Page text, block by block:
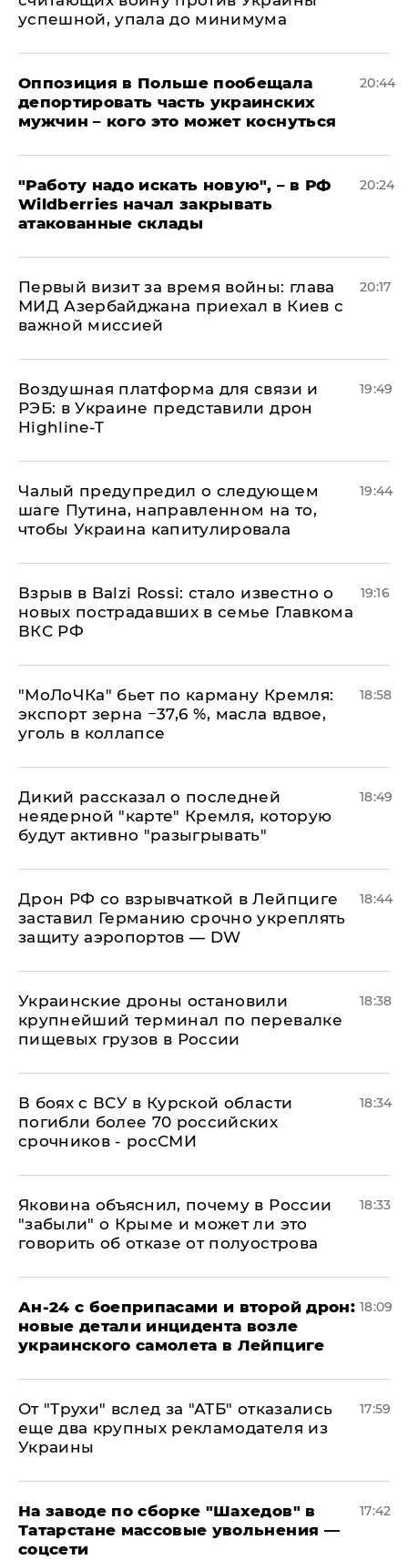
успешной, упала до минимума
Оппозиция в Польше пообещала
депортировать часть украинских
мужчин – кого это может коснуться
20:44
"Работу надо искать новую", – в РФ
Wildberries начал закрывать
атакованные склады
20:24
Первый визит за время войны: глава
МИД Азербайджана приехал в Киев с
важной миссией
20:17
Воздушная платформа для связи и
РЭБ: в Украине представили дрон
Highline-T
19:49
Чалый предупредил о следующем
шаге Путина, направленном на то,
чтобы Украина капитулировала
19:44
Взрыв в Balzi Rossi: стало известно о
новых пострадавших в семье Главкома
ВКС РФ
19:16
​"МоЛоЧКа" бьет по карману Кремля:
экспорт зерна −37,6 %, масла вдвое,
уголь в коллапсе
18:58
Дикий рассказал о последней
неядерной "карте" Кремля, которую
будут активно "разыгрывать"
18:49
​Дрон РФ со взрывчаткой в Лейпциге
заставил Германию срочно укреплять
защиту аэропортов — DW
18:44
Украинские дроны остановили
крупнейший терминал по перевалке
пищевых грузов в России
18:38
В боях с ВСУ в Курской области
погибли более 70 российских
срочников - росСМИ
18:34
Яковина объяснил, почему в России
"забыли" о Крыме и может ли это
говорить об отказе от полуострова
18:33
Ан-24 с боеприпасами и второй дрон:
новые детали инцидента возле
украинского самолета в Лейпциге
18:09
От "Трухи" вслед за "АТБ" отказались
еще два крупных рекламодателя из
Украины
17:59
На заводе по сборке "Шахедов" в
Татарстане массовые увольнения —
соцсети
17:42